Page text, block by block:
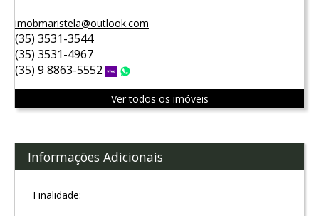
imobmaristela@outlook.com
(35) 3531-3544
(35) 3531-4967
(35) 9 8863-5552
Vivo
Ver todos os imóveis
Informações Adicionais
Finalidade: